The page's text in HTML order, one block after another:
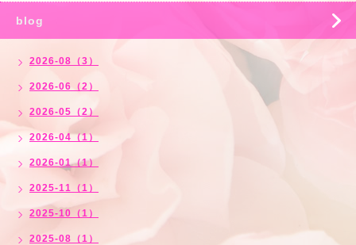
blog
2026-08（3）
2026-06（2）
2026-05（2）
2026-04（1）
2026-01（1）
2025-11（1）
2025-10（1）
2025-08（1）